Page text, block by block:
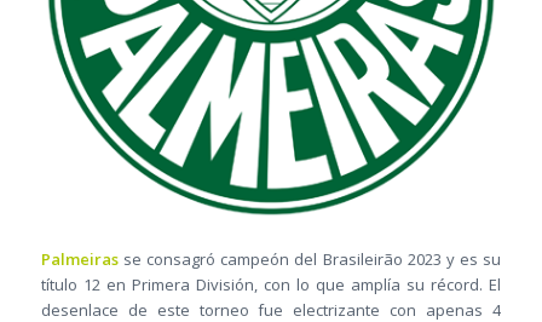
Palmeirasse consagró campeón del Brasileirão 2023 y es su
título 12 en Primera División, con lo que amplía su récord. El
desenlace de este torneo fue electrizante con apenas 4